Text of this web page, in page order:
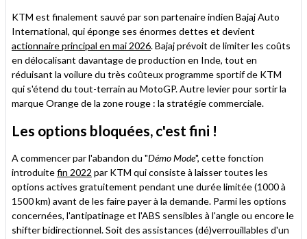
KTM est finalement sauvé par son partenaire indien Bajaj Auto
International, qui éponge ses énormes dettes et devient
actionnaire principal en mai 2026. Bajaj prévoit de limiter les coûts
en délocalisant davantage de production en Inde, tout en
réduisant la voilure du très coûteux programme sportif de KTM
qui s'étend du tout-terrain au MotoGP. Autre levier pour sortir la
marque Orange de la zone rouge : la stratégie commerciale.
Les options bloquées, c'est fini !
A commencer par l'abandon du "Démo Mode", cette fonction
introduitefin 2022 par KTM qui consiste à laisser toutes les
options actives gratuitement pendant une durée limitée (1000 à
1500 km) avant de les faire payer à la demande. Parmi les options
concernées, l'antipatinage et l'ABS sensibles à l'angle ou encore le
shifter bidirectionnel. Soit des assistances (dé)verrouillables d'un